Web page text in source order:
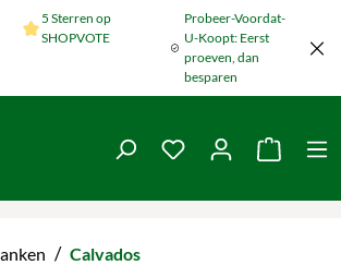
springen
5 Sterren op
SHOPVOTE
Probeer-Voordat-
U-Koopt: Eerst
proeven, dan
besparen
Je hebt 0 items op
De
/ Calvados